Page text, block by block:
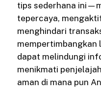
tips sederhana
tepercaya,
menghindari
dapat melindungi
menikmati
aman di mana pun